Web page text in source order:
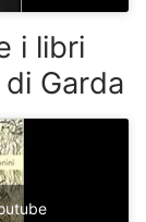
i libri
Garda